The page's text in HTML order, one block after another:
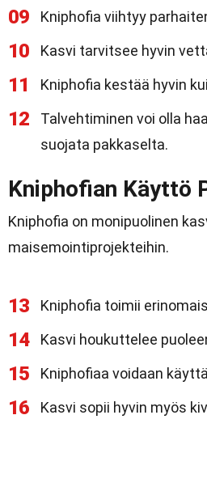
09 Kniphofia viihtyy
10 Kasvi tarvitsee hyvin
11 Kniphofia kestää hyvin
12
Talvehtiminen voi olla
suojata pakkaselta.
Kniphofian Käyttö
Kniphofia on monipuolinen
maisemointiprojekteihin.
13 Kniphofia toimii
14 Kasvi houkuttelee
15 Kniphofiaa voidaan
16 Kasvi sopii hyvin myös